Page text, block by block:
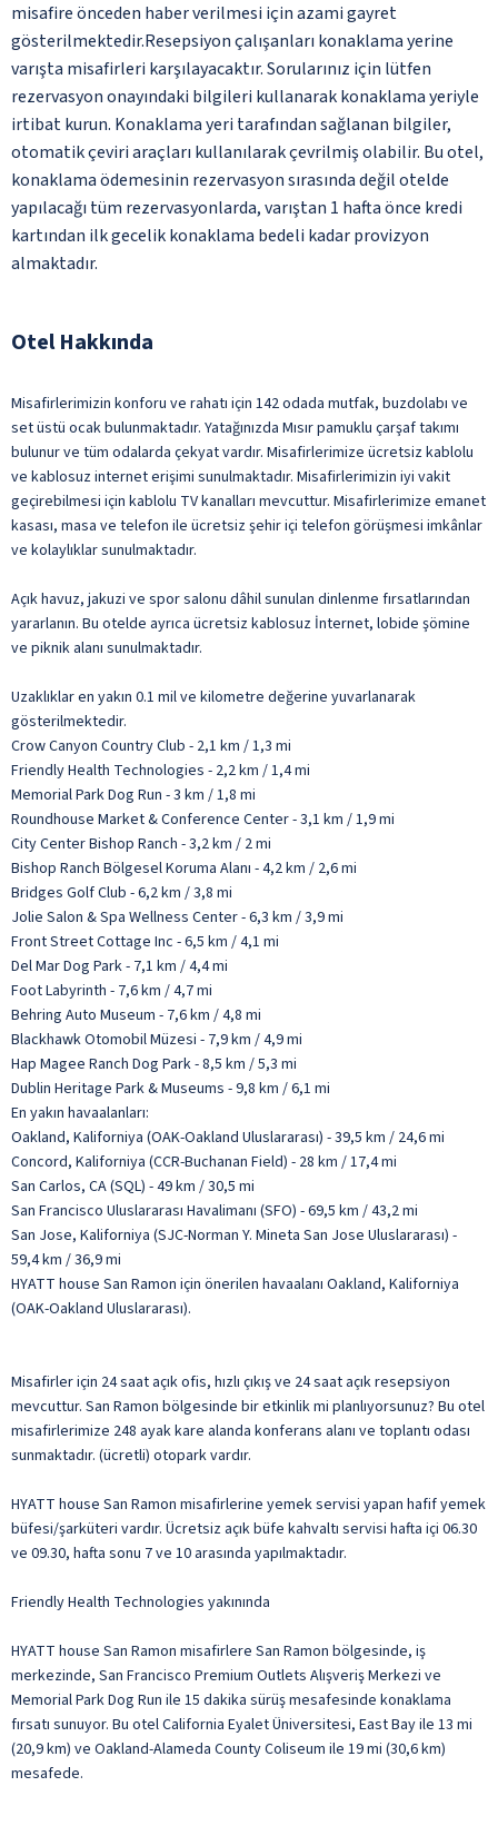
misafire önceden haber verilmesi için azami gayret
gösterilmektedir.Resepsiyon çalışanları konaklama yerine
varışta misafirleri karşılayacaktır. Sorularınız için lütfen
rezervasyon onayındaki bilgileri kullanarak konaklama yeriyle
irtibat kurun. Konaklama yeri tarafından sağlanan bilgiler,
otomatik çeviri araçları kullanılarak çevrilmiş olabilir. Bu otel,
konaklama ödemesinin rezervasyon sırasında değil otelde
yapılacağı tüm rezervasyonlarda, varıştan 1 hafta önce kredi
kartından ilk gecelik konaklama bedeli kadar provizyon
almaktadır.
Otel Hakkında
Misafirlerimizin konforu ve rahatı için 142 odada mutfak, buzdolabı ve
set üstü ocak bulunmaktadır. Yatağınızda Mısır pamuklu çarşaf takımı
bulunur ve tüm odalarda çekyat vardır. Misafirlerimize ücretsiz kablolu
ve kablosuz internet erişimi sunulmaktadır. Misafirlerimizin iyi vakit
geçirebilmesi için kablolu TV kanalları mevcuttur. Misafirlerimize emanet
kasası, masa ve telefon ile ücretsiz şehir içi telefon görüşmesi imkânlar
ve kolaylıklar sunulmaktadır.
Açık havuz, jakuzi ve spor salonu dâhil sunulan dinlenme fırsatlarından
yararlanın. Bu otelde ayrıca ücretsiz kablosuz İnternet, lobide şömine
ve piknik alanı sunulmaktadır.
Uzaklıklar en yakın 0.1 mil ve kilometre değerine yuvarlanarak
gösterilmektedir.
Crow Canyon Country Club - 2,1 km / 1,3 mi
Friendly Health Technologies - 2,2 km / 1,4 mi
Memorial Park Dog Run - 3 km / 1,8 mi
Roundhouse Market & Conference Center - 3,1 km / 1,9 mi
City Center Bishop Ranch - 3,2 km / 2 mi
Bishop Ranch Bölgesel Koruma Alanı - 4,2 km / 2,6 mi
Bridges Golf Club - 6,2 km / 3,8 mi
Jolie Salon & Spa Wellness Center - 6,3 km / 3,9 mi
Front Street Cottage Inc - 6,5 km / 4,1 mi
Del Mar Dog Park - 7,1 km / 4,4 mi
Foot Labyrinth - 7,6 km / 4,7 mi
Behring Auto Museum - 7,6 km / 4,8 mi
Blackhawk Otomobil Müzesi - 7,9 km / 4,9 mi
Hap Magee Ranch Dog Park - 8,5 km / 5,3 mi
Dublin Heritage Park & Museums - 9,8 km / 6,1 mi
En yakın havaalanları:
Oakland, Kaliforniya (OAK-Oakland Uluslararası) - 39,5 km / 24,6 mi
Concord, Kaliforniya (CCR-Buchanan Field) - 28 km / 17,4 mi
San Carlos, CA (SQL) - 49 km / 30,5 mi
San Francisco Uluslararası Havalimanı (SFO) - 69,5 km / 43,2 mi
San Jose, Kaliforniya (SJC-Norman Y. Mineta San Jose Uluslararası) -
59,4 km / 36,9 mi
HYATT house San Ramon için önerilen havaalanı Oakland, Kaliforniya
(OAK-Oakland Uluslararası).
Misafirler için 24 saat açık ofis, hızlı çıkış ve 24 saat açık resepsiyon
mevcuttur. San Ramon bölgesinde bir etkinlik mi planlıyorsunuz? Bu otel
misafirlerimize 248 ayak kare alanda konferans alanı ve toplantı odası
sunmaktadır. (ücretli) otopark vardır.
HYATT house San Ramon misafirlerine yemek servisi yapan hafif yemek
büfesi/şarküteri vardır. Ücretsiz açık büfe kahvaltı servisi hafta içi 06.30
ve 09.30, hafta sonu 7 ve 10 arasında yapılmaktadır.
Friendly Health Technologies yakınında
HYATT house San Ramon misafirlere San Ramon bölgesinde, iş
merkezinde, San Francisco Premium Outlets Alışveriş Merkezi ve
Memorial Park Dog Run ile 15 dakika sürüş mesafesinde konaklama
fırsatı sunuyor. Bu otel California Eyalet Üniversitesi, East Bay ile 13 mi
(20,9 km) ve Oakland-Alameda County Coliseum ile 19 mi (30,6 km)
mesafede.